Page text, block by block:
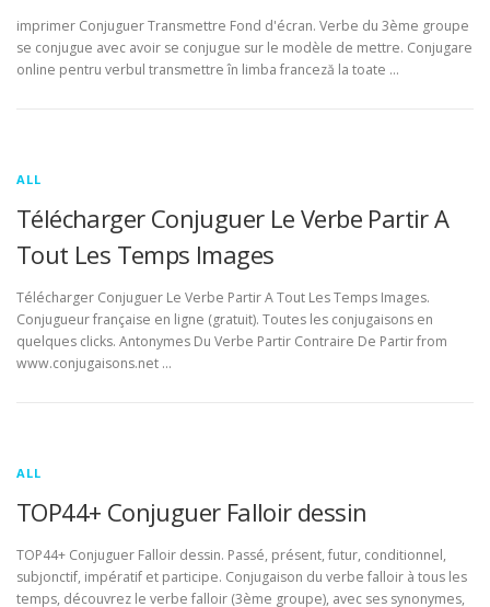
imprimer Conjuguer Transmettre Fond d'écran. Verbe du 3ème groupe
se conjugue avec avoir se conjugue sur le modèle de mettre. Conjugare
online pentru verbul transmettre în limba franceză la toate …
ALL
Télécharger Conjuguer Le Verbe Partir A
Tout Les Temps Images
Télécharger Conjuguer Le Verbe Partir A Tout Les Temps Images.
Conjugueur française en ligne (gratuit). Toutes les conjugaisons en
quelques clicks. Antonymes Du Verbe Partir Contraire De Partir from
www.conjugaisons.net …
ALL
TOP44+ Conjuguer Falloir dessin
TOP44+ Conjuguer Falloir dessin. Passé, présent, futur, conditionnel,
subjonctif, impératif et participe. Conjugaison du verbe falloir à tous les
temps, découvrez le verbe falloir (3ème groupe), avec ses synonymes,